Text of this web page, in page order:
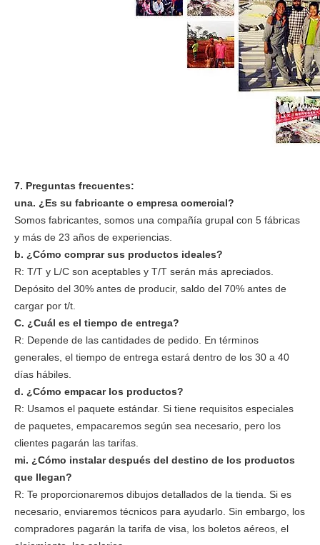
7. Preguntas frecuentes:
una. ¿Es su fabricante o empresa comercial?
Somos fabricantes, somos una compañía grupal con 5 fábricas
y más de 23 años de experiencias.
b. ¿Cómo comprar sus productos ideales?
R: T/T y L/C son aceptables y T/T serán más apreciados.
Depósito del 30% antes de producir, saldo del 70% antes de
cargar por t/t.
C. ¿Cuál es el tiempo de entrega?
R: Depende de las cantidades de pedido. En términos
generales, el tiempo de entrega estará dentro de los 30 a 40
días hábiles.
d. ¿Cómo empacar los productos?
R: Usamos el paquete estándar. Si tiene requisitos especiales
de paquetes, empacaremos según sea necesario, pero los
clientes pagarán las tarifas.
mi. ¿Cómo instalar después del destino de los productos
que llegan?
R: Te proporcionaremos dibujos detallados de la tienda. Si es
necesario, enviaremos técnicos para ayudarlo. Sin embargo, los
compradores pagarán la tarifa de visa, los boletos aéreos, el